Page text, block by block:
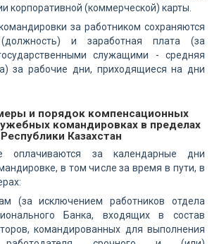
корпоративной (коммерческой) карты.
за работником сохраняются
и заработная плата (за
служащими - средняя
за рабочие дни, приходящиеся на дни
и порядок компенсационных
командировках в пределах
Республики Казахстан
оплачиваются за календарные дни
в том числе за время в пути, в
(за исключением работников отдела
Банка, входящих в состав
командированных для выполнения